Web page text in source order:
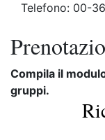
Telefono: 00-
Compila il
gruppi.